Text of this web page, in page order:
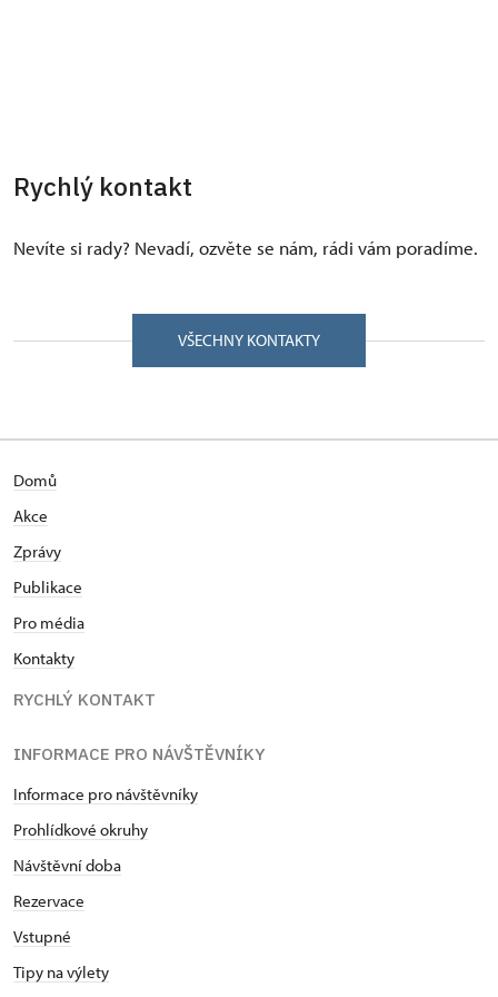
Rychlý kontakt
Nevíte si rady? Nevadí, ozvěte se nám, rádi vám poradíme.
VŠECHNY KONTAKTY
Domů
Akce
Zprávy
Publikace
Pro média
Kontakty
RYCHLÝ KONTAKT
INFORMACE PRO NÁVŠTĚVNÍKY
Informace pro návštěvníky
Prohlídkové okruhy
Návštěvní doba
Rezervace
Vstupné
Tipy na výlety